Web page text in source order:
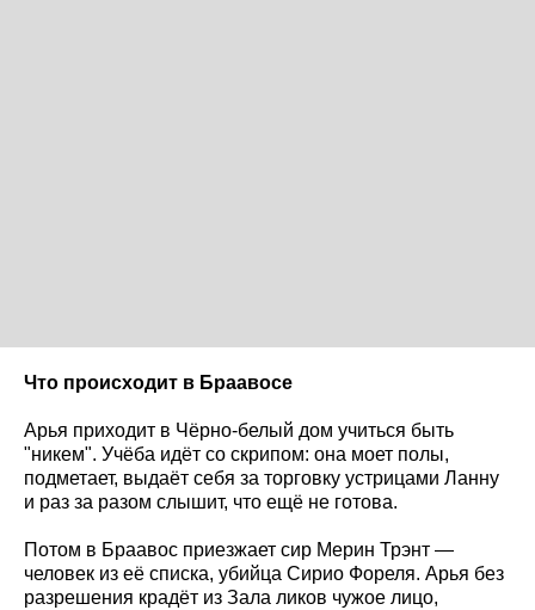
Что происходит в Браавосе
Арья приходит в Чёрно-белый дом учиться быть
"никем". Учёба идёт со скрипом: она моет полы,
подметает, выдаёт себя за торговку устрицами Ланну
и раз за разом слышит, что ещё не готова.
Потом в Браавос приезжает сир Мерин Трэнт —
человек из её списка, убийца Сирио Фореля. Арья без
разрешения крадёт из Зала ликов чужое лицо,